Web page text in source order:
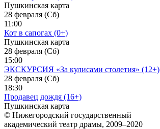
Пушкинская карта
28 февраля (Сб)
11:00
Кот в сапогах (0+)
Пушкинская карта
28 февраля (Сб)
15:00
ЭКСКУРСИЯ «За кулисами столетия» (12+)
28 февраля (Сб)
18:30
Продавец дождя (16+)
Пушкинская карта
© Нижегородский государственный
академический театр драмы, 2009–2020